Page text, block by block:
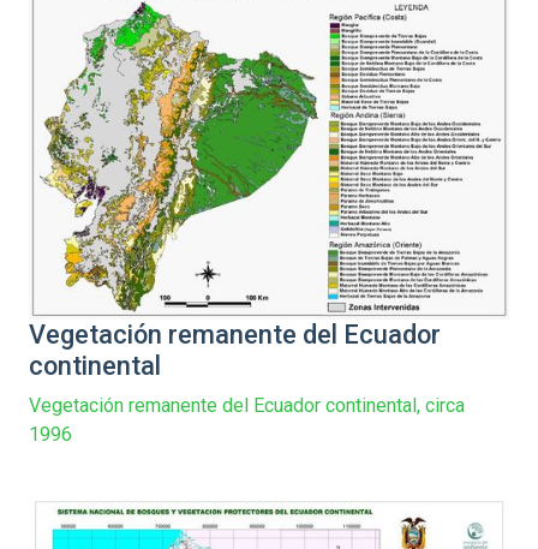
Vegetación remanente del Ecuador
continental
Vegetación remanente del Ecuador continental, circa
1996